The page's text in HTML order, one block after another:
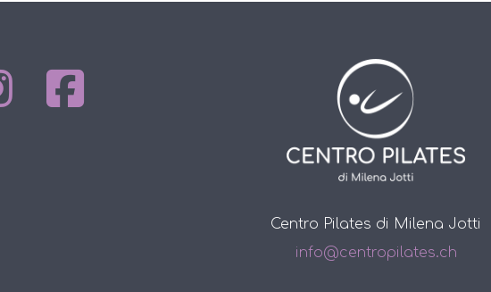
Centro Pilates di Milena Jotti
info@centropilates.ch